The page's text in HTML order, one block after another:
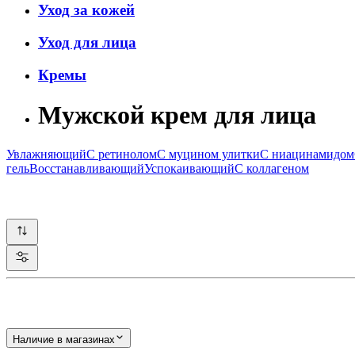
Уход за кожей
Уход для лица
Кремы
Мужской крем для лица
УвлажняющийС ретиноломС муцином улиткиС ниацинамидом
гельВосстанавливающийУспокаивающийС коллагеном
Наличие в магазинах